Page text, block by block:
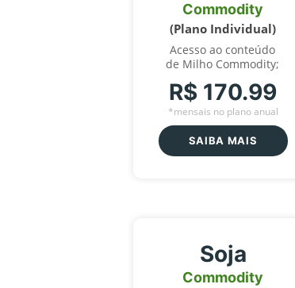
Commodity
(Plano Individual)
Acesso ao conteúdo
de Milho Commodity;
R$ 170.99
*mensais no plano anual
SAIBA MAIS
Soja
Commodity